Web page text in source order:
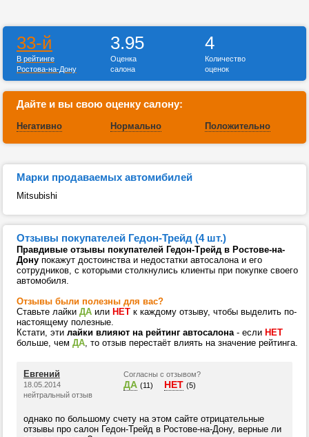
33-й
В рейтинге
Ростова-на-Дону
3.95
Оценка
салона
4
Количество
оценок
Дайте и вы свою оценку салону:
Негативно Нормально Положительно
Марки продаваемых автомибилей
Mitsubishi
Отзывы покупателей Гедон-Трейд (4 шт.)
Правдивые отзывы покупателей Гедон-Трейд в Ростове-на-
Дону покажут достоинства и недостатки автосалона и его
сотрудников, с которыми столкнулись клиенты при покупке своего
автомобиля.
Отзывы были полезны для вас?
Ставьте лайки ДА или НЕТ к каждому отзыву, чтобы выделить по-
настоящему полезные.
Кстати, эти лайки влияют на рейтинг автосалона- если НЕТ
больше, чем ДА, то отзыв перестаёт влиять на значение рейтинга.
Евгений
18.05.2014
нейтральный отзыв
Согласны с отзывом?
ДА (11) НЕТ (5)
однако по большому счету на этом сайте отрицательные
отзывы про салон Гедон-Трейд в Ростове-на-Дону, верные ли